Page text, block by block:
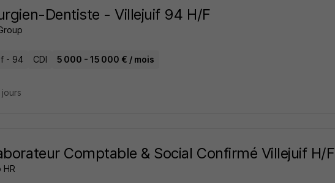
Dentiste - Villejuif 94 H/F
- 94 CDI 5 000 - 15 000 € / mois
Comptable & Social Confirmé Villejuif H/F
HR